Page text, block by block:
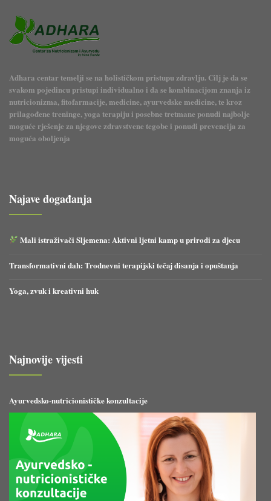
Adhara centar temelji se na holističkom pristupu zdravlju. Cilj je da se
svakom pojedincu pristupi individualno i da se kombinacijom znanja iz
nutricionizma, fitofarmacije, medicine, ayurvedske medicine, te kroz
prilagođene treninge, yoga terapiju i posebne tretmane ponudi najbolje
moguće rješenje za njegove zdravstvene tegobe i ponudi prevencija za
moguća oboljenja
Najave događanja
Mali istraživači Sljemena: Aktivni ljetni kamp u prirodi za djecu
Transformativni dah: Trodnevni terapijski tečaj disanja i opuštanja
Yoga, zvuk i kreativni huk
Najnovije vijesti
Ayurvedsko-nutricionističke konzultacije